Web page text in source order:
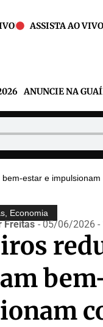
ASSISTA AO VIVO
ANUNCIE NA
estar e
Economia
Freitas - 05/06/2026 -